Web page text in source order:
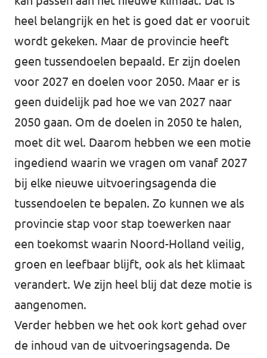
heel belangrijk en het is goed dat er vooruit
wordt gekeken. Maar de provincie heeft
geen tussendoelen bepaald. Er zijn doelen
voor 2027 en doelen voor 2050. Maar er is
geen duidelijk pad hoe we van 2027 naar
2050 gaan. Om de doelen in 2050 te halen,
moet dit wel. Daarom hebben we een motie
ingediend waarin we vragen om vanaf 2027
bij elke nieuwe uitvoeringsagenda die
tussendoelen te bepalen. Zo kunnen we als
provincie stap voor stap toewerken naar
een toekomst waarin Noord-Holland veilig,
groen en leefbaar blijft, ook als het klimaat
verandert. We zijn heel blij dat deze motie is
aangenomen.
Verder hebben we het ook kort gehad over
de inhoud van de uitvoeringsagenda. De